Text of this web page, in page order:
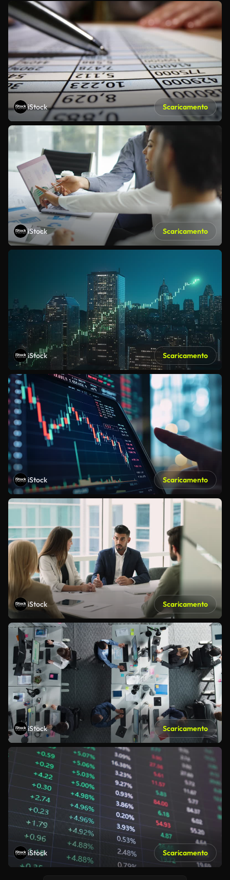
iStock Scaricamento
iStock Scaricamento
iStock Scaricamento
iStock Scaricamento
iStock Scaricamento
iStock Scaricamento
iStock Scaricamento